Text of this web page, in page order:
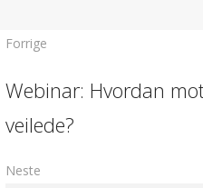
Forrige
Webinar: Hvordan
veilede?
Neste